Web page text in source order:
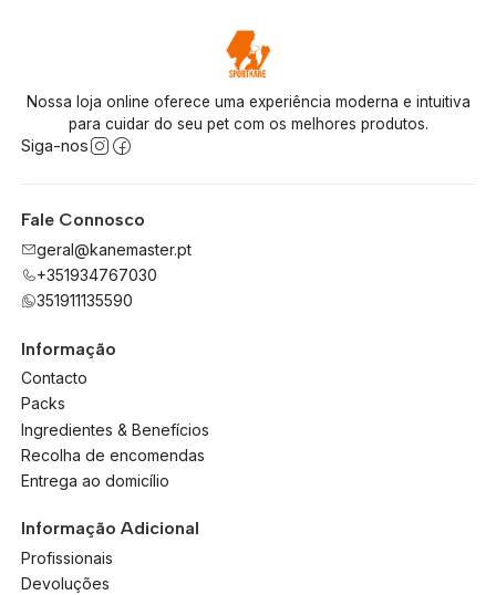
Nossa loja online oferece uma experiência moderna e intuitiva
para cuidar do seu pet com os melhores produtos.
Siga-nos
Fale Connosco
geral@kanemaster.pt
+351934767030
351911135590
Informação
Contacto
Packs
Ingredientes & Benefícios
Recolha de encomendas
Entrega ao domicílio
Informação Adicional
Profissionais
Devoluções